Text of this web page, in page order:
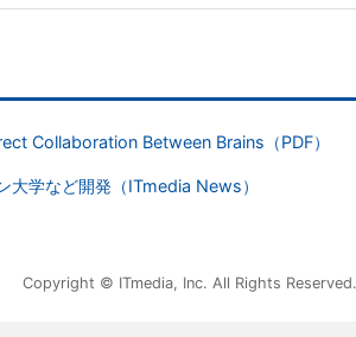
Collaboration Between Brains（PDF）
学など開発（ITmedia News）
Copyright © ITmedia, Inc. All Rights Reserved.